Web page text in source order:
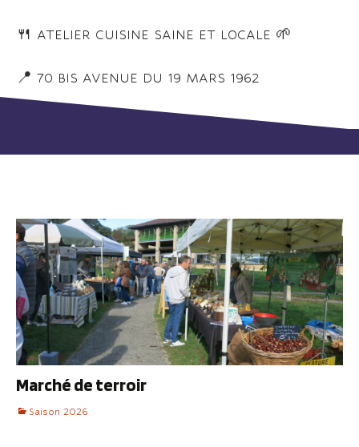
🍴 ATELIER CUISINE SAINE ET LOCALE 🌱
📍 70 BIS AVENUE DU 19 MARS 1962
Marché de terroir
Saison 2026